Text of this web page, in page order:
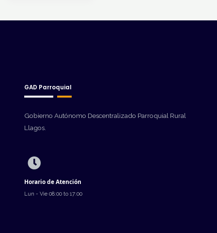
GAD Parroquial
Gobierno Autónomo Descentralizado Parroquial Rural
Llagos.
Horario de Atención
Lun - Vie 08:00 to 17:00